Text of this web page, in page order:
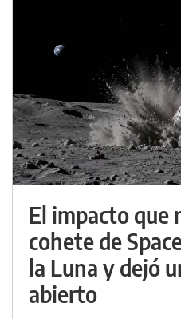
El impacto que
cohete de
la Luna y dejó
abierto